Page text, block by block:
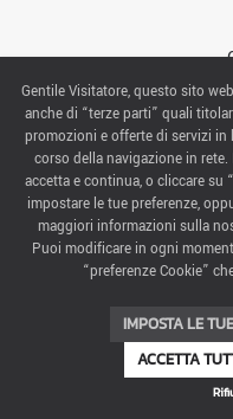
ITALIAN
Via
CF/PI 00139440408, Registro Imprese:
Gentile Visitatore, questo sito
anche di “terze parti” quali
promozioni e offerte di servizi in
corso della navigazione in
accetta e continua, o cliccare su
impostare le tue preferenze,
maggiori informazioni sulla
Puoi modificare in ogni
“preferenze Cookie”
IMPOSTA LE
ACCETTA